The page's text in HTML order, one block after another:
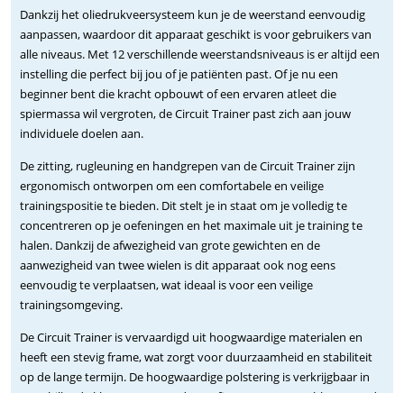
Dankzij het oliedrukveersysteem kun je de weerstand eenvoudig
aanpassen, waardoor dit apparaat geschikt is voor gebruikers van
alle niveaus. Met 12 verschillende weerstandsniveaus is er altijd een
instelling die perfect bij jou of je patiënten past. Of je nu een
beginner bent die kracht opbouwt of een ervaren atleet die
spiermassa wil vergroten, de Circuit Trainer past zich aan jouw
individuele doelen aan.
De zitting, rugleuning en handgrepen van de Circuit Trainer zijn
ergonomisch ontworpen om een comfortabele en veilige
trainingspositie te bieden. Dit stelt je in staat om je volledig te
concentreren op je oefeningen en het maximale uit je training te
halen. Dankzij de afwezigheid van grote gewichten en de
aanwezigheid van twee wielen is dit apparaat ook nog eens
eenvoudig te verplaatsen, wat ideaal is voor een veilige
trainingsomgeving.
De Circuit Trainer is vervaardigd uit hoogwaardige materialen en
heeft een stevig frame, wat zorgt voor duurzaamheid en stabiliteit
op de lange termijn. De hoogwaardige polstering is verkrijgbaar in